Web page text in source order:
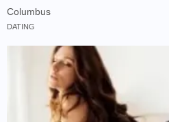
Columbus
DATING